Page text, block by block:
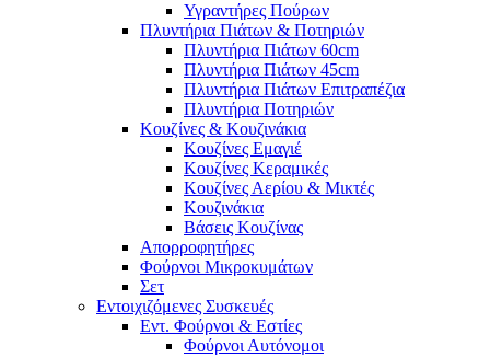
Υγραντήρες Πούρων
Πλυντήρια Πιάτων & Ποτηριών
Πλυντήρια Πιάτων 60cm
Πλυντήρια Πιάτων 45cm
Πλυντήρια Πιάτων Επιτραπέζια
Πλυντήρια Ποτηριών
Κουζίνες & Κουζινάκια
Κουζίνες Εμαγιέ
Κουζίνες Κεραμικές
Κουζίνες Αερίου & Μικτές
Κουζινάκια
Βάσεις Κουζίνας
Απορροφητήρες
Φούρνοι Μικροκυμάτων
Σετ
Εντοιχιζόμενες Συσκευές
Εντ. Φούρνοι & Εστίες
Φούρνοι Αυτόνομοι